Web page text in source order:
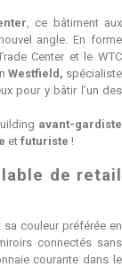
, ce bâtiment aux
angle. En forme
Center et le WTC
Westfield, spécialiste
pour y bâtir l’un des
avant-gardiste
et futuriste !
de retail
couleur préférée en
connectés sans
courante dans le